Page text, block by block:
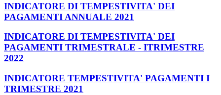
INDICATORE DI TEMPESTIVITA' DEI
PAGAMENTI ANNUALE 2021
INDICATORE DI TEMPESTIVITA' DEI
PAGAMENTI TRIMESTRALE - ITRIMESTRE
2022
INDICATORE TEMPESTIVITA' PAGAMENTI I
TRIMESTRE 2021